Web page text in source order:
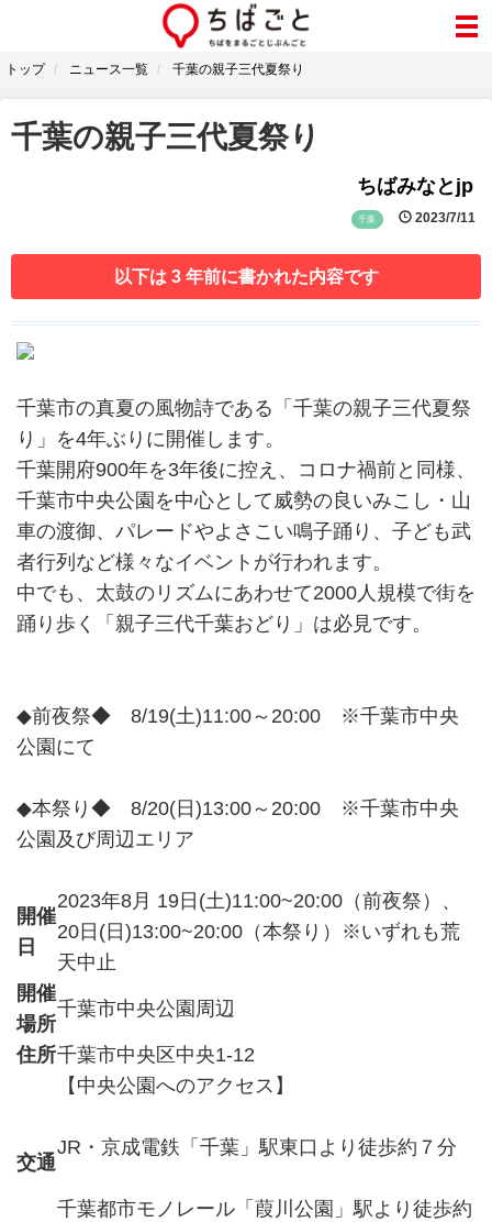
トップ ニュース一覧 千葉の親子三代夏祭り
千葉の親子三代夏祭り
ちばみなとjp
千葉 2023/7/11
以下は 3 年前に書かれた内容です
千葉市の真夏の風物詩である「千葉の親子三代夏祭
り」を4年ぶりに開催します。
千葉開府900年を3年後に控え、コロナ禍前と同様、
千葉市中央公園を中心として威勢の良いみこし・山
車の渡御、パレードやよさこい鳴子踊り、子ども武
者行列など様々なイベントが行われます。
中でも、太鼓のリズムにあわせて2000人規模で街を
踊り歩く「親子三代千葉おどり」は必見です。
◆前夜祭◆ 8/19(土)11:00～20:00 ※千葉市中央
公園にて
◆本祭り◆ 8/20(日)13:00～20:00 ※千葉市中央
公園及び周辺エリア
開催
日
2023年8月 19日(土)11:00~20:00（前夜祭）、
20日(日)13:00~20:00（本祭り）※いずれも荒
天中止
開催
場所
千葉市中央公園周辺
住所千葉市中央区中央1-12
交通
【中央公園へのアクセス】
JR・京成電鉄「千葉」駅東口より徒歩約７分
千葉都市モノレール「葭川公園」駅より徒歩約